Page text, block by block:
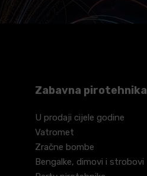
Zabavna pirotehnika
U prodaji cijele godine
Vatromet
Zračne bombe
Bengalke, dimovi i strobovi